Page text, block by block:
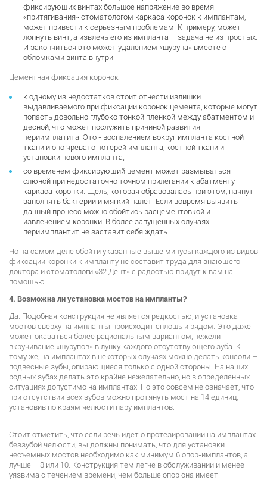
фиксирующих винтах большое напряжение во время
«притягивания» стоматологом каркаса коронок к имплантам,
может привести к серьезным проблемам. К примеру, может
лопнуть винт, а извлечь его из импланта – задача не из простых.
И закончиться это может удалением «шурупа» вместе с
обломками винта внутри.
Цементная фиксация коронок
к одному из недостатков стоит отнести излишки
выдавливаемого при фиксации коронок цемента, которые могут
попасть довольно глубоко тонкой пленкой между абатментом и
десной, что может послужить причиной развития
периимплатита. Это - воспалением вокруг импланта костной
ткани и оно чревато потерей импланта, костной ткани и
установки нового импланта;
со временем фиксирующий цемент может размываться
слюной при недостаточно точном прилегании к абатменту
каркаса коронки. Щель, которая образовалась при этом, начнут
заполнять бактерии и мягкий налет. Если вовремя выявить
данный процесс можно обойтись расцементовкой и
извлечением коронки. В более запущенных случаях
периимплантит не заставит себя ждать.
Но на самом деле обойти указанные выше минусы каждого из видов
фиксации коронки к импланту не составит труда для знающего
доктора и стоматологи «32 Дент» с радостью придут к вам на
помощью.
4. Возможна ли установка мостов на импланты?
Да. Подобная конструкция не является редкостью, и установка
мостов сверху на импланты происходит сплошь и рядом. Это даже
может оказаться более рациональным вариантом, нежели
вкручивание «шурупов» в лунку каждого отсутствующего зуба. К
тому же, на имплантах в некоторых случаях можно делать консоли –
подвесные зубы, опирающиеся только с одной стороны. На наших
родных зубах делать это крайне нежелательно, но в определенных
ситуациях допустимо на имплантах. Но это совсем не означает, что
при отсутствии всех зубов можно протянуть мост на 14 единиц,
установив по краям челюсти пару имплантов.
Стоит отметить, что если речь идет о протезировании на имплантах
беззубой челюсти, вы должны понимать, что для установки
несъемных мостов необходимо как минимум 6 опор-имплантов, а
лучше – 8 или 10. Конструкция тем легче в обслуживании и менее
уязвима с течением времени, чем больше опор она имеет.